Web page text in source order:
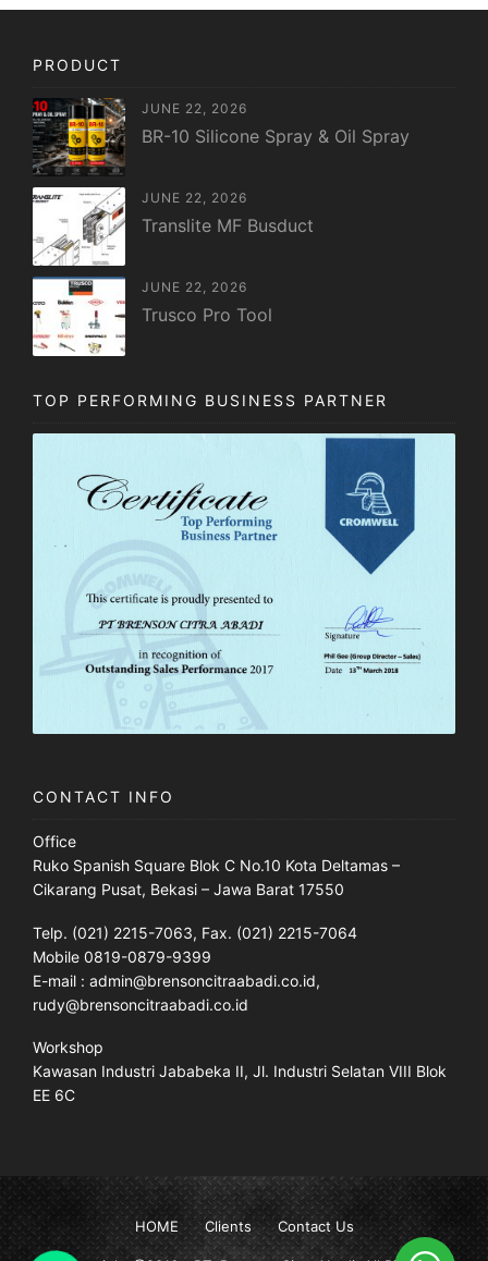
PRODUCT
JUNE 22, 2026
BR-10 Silicone Spray & Oil Spray
JUNE 22, 2026
Translite MF Busduct
JUNE 22, 2026
Trusco Pro Tool
TOP PERFORMING BUSINESS PARTNER
CONTACT INFO
Office
Ruko Spanish Square Blok C No.10 Kota Deltamas –
Cikarang Pusat, Bekasi – Jawa Barat 17550
Telp. (021) 2215-7063, Fax. (021) 2215-7064
Mobile 0819-0879-9399
E-mail : admin@brensoncitraabadi.co.id,
rudy@brensoncitraabadi.co.id
Workshop
Kawasan Industri Jababeka II, Jl. Industri Selatan VIII Blok
EE 6C
HOME Clients Contact Us